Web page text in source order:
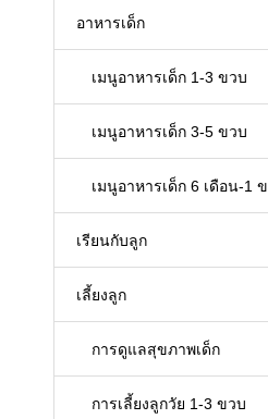
อาหารเด็ก
เมนูอาหารเด็ก 1-3 ขวบ
เมนูอาหารเด็ก 3-5 ขวบ
เมนูอาหารเด็ก 6 เดือน-1
เรียนกับลูก
เลี้ยงลูก
การดูแลสุขภาพเด็ก
การเลี้ยงลูกวัย 1-3 ขวบ